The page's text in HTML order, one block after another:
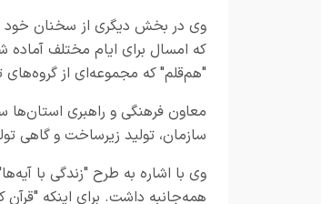
وی در بخش دیگری از سخنان خود
که امسال برای ایام مختلف
"هم‌قلم" که مجموعه‌ای از
معاون فرهنگی و راهبری استان‌ها
سازمان، تولید زیرساخت و گاهی
وی با اشاره به طرح "زندگی با
همه‌جانبه داشت. برای اینکه